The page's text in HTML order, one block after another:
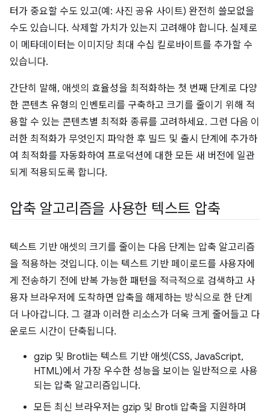
터가 중요할 수도 있고(예: 사진 공유 사이트) 완전히 쓸모없을
수도 있습니다. 삭제할 가치가 있는지 고려해야 합니다. 실제로
이 메타데이터는 이미지당 최대 수십 킬로바이트를 추가할 수
있습니다.
간단히 말해, 애셋의 효율성을 최적화하는 첫 번째 단계로 다양
한 콘텐츠 유형의 인벤토리를 구축하고 크기를 줄이기 위해 적
용할 수 있는 콘텐츠별 최적화 종류를 고려하세요. 그런 다음 이
러한 최적화가 무엇인지 파악한 후 빌드 및 출시 단계에 추가하
여 최적화를 자동화하여 프로덕션에 대한 모든 새 버전에 일관
되게 적용되도록 합니다.
압축 알고리즘을 사용한 텍스트 압축
텍스트 기반 애셋의 크기를 줄이는 다음 단계는 압축 알고리즘
을 적용하는 것입니다. 이는 텍스트 기반 페이로드를 사용자에
게 전송하기 전에 반복 가능한 패턴을 적극적으로 검색하고 사
용자 브라우저에 도착하면 압축을 해제하는 방식으로 한 단계
더 나아갑니다. 그 결과 이러한 리소스가 더욱 크게 줄어들고 다
운로드 시간이 단축됩니다.
gzip 및 Brotli는 텍스트 기반 애셋(CSS, JavaScript,
HTML)에서 가장 우수한 성능을 보이는 일반적으로 사용
되는 압축 알고리즘입니다.
모든 최신 브라우저는 gzip 및 Brotli 압축을 지원하며